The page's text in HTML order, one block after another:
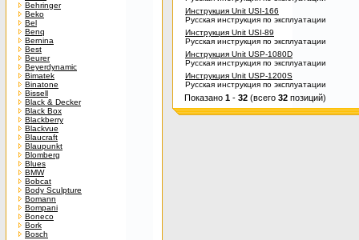
Behringer
Beko
Bel
Benq
Bernina
Best
Beurer
Beyerdynamic
Bimatek
Binatone
Bissell
Black & Decker
Black Box
Blackberry
Blackvue
Blaucraft
Blaupunkt
Blomberg
Blues
BMW
Bobcat
Body Sculpture
Bomann
Bompani
Boneco
Bork
Bosch
Инструкция Unit USI-166
Русская инструкция по эксплуатации
Инструкция Unit USI-89
Русская инструкция по эксплуатации
Инструкция Unit USP-1080D
Русская инструкция по эксплуатации
Инструкция Unit USP-1200S
Русская инструкция по эксплуатации
Показано 1 - 32 (всего 32 позиций)